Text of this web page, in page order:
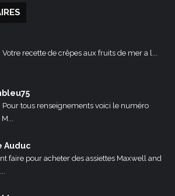
Votre recette de crêpes aux fruits de mer a l...
Pour tous renseignements voici le numéro
Auduc
faire pour acheter des assiettes Maxwell and